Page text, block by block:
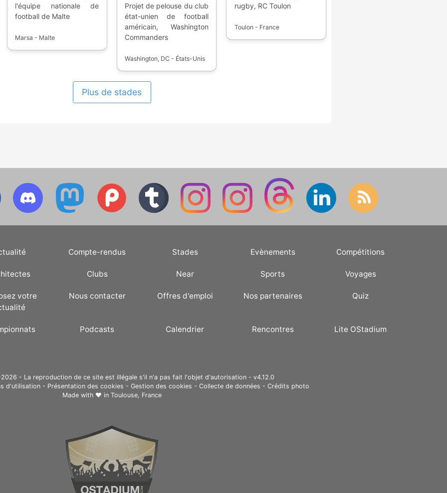
l'équipe nationale de
football de Malte
Marsa - Malte
Projet de pelouse du club
état-unien de football
américain, Washington
Commanders
Washington, DC - États-Unis
rugby, RC Toulon
Toulon - France
Plus de stades
Compte-rendus Stades Evènements Compétitions
Clubs Near Sports Voyages
votre
Nous contacter Offres d'emploi Nos partenaires Quiz
Podcasts Calendrier Rencontres Lite OStadium
- La reproduction de ce site est illégale s'il n'a pas fait l'objet d'autorisation - v4.12.0
d'utilisation - Présentation des cookies - Gestion des cookies - Collecte de données - Crédits photo
Made with ❤ in Toulouse, France